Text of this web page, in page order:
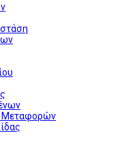
Μεταφορών